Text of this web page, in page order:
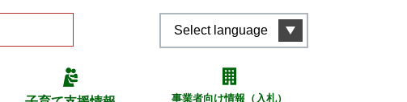
Select language
事業者向け情報（入札）